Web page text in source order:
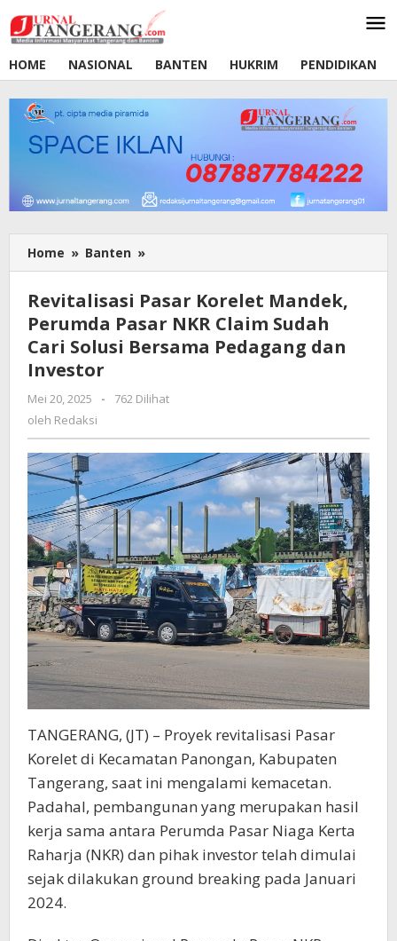
ke
konten
HOME
NASIONAL BANTEN HUKRIM PENDIDIKAN
Home » Banten »
Pasar
Mandek,
Perumda
Pasar
Sudah
Solusi
Bersama
Pedagang
dan
Investor
Revitalisasi Pasar Korelet Mandek,
Perumda Pasar NKR Claim Sudah
Cari Solusi Bersama Pedagang dan
Investor
Mei 20, 2025
oleh
-
762 Dilihat
oleh Redaksi
TANGERANG, (JT) – Proyek revitalisasi Pasar
Korelet di Kecamatan Panongan, Kabupaten
Tangerang, saat ini mengalami kemacetan.
Padahal, pembangunan yang merupakan hasil
kerja sama antara Perumda Pasar Niaga Kerta
Raharja (NKR) dan pihak investor telah dimulai
sejak dilakukan ground breaking pada Januari
2024.